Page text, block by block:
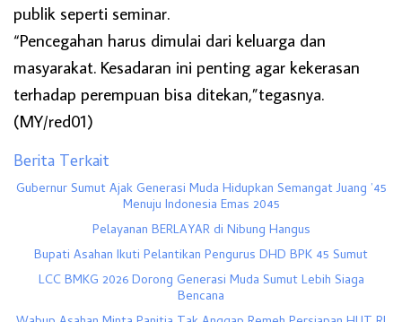
publik seperti seminar.
“Pencegahan harus dimulai dari keluarga dan
masyarakat. Kesadaran ini penting agar kekerasan
terhadap perempuan bisa ditekan,”tegasnya.
(MY/red01)
Berita Terkait
Gubernur Sumut Ajak Generasi Muda Hidupkan Semangat Juang ’45
Menuju Indonesia Emas 2045
Pelayanan BERLAYAR di Nibung Hangus
Bupati Asahan Ikuti Pelantikan Pengurus DHD BPK 45 Sumut
LCC BMKG 2026 Dorong Generasi Muda Sumut Lebih Siaga
Bencana